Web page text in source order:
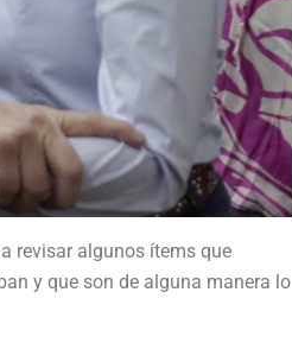
revisar algunos ítems que
y que son de alguna manera lo